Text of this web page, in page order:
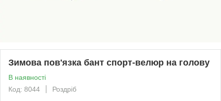
Зимова пов'язка бант спорт-велюр на голову
В наявності
Код: 8044
Роздріб